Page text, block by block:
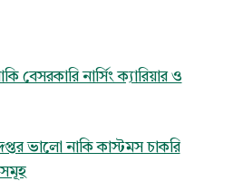
বেসরকারি নার্সিং ক্যারিয়ার ও
ভালো নাকি কাস্টমস চাকরি
সমূহ